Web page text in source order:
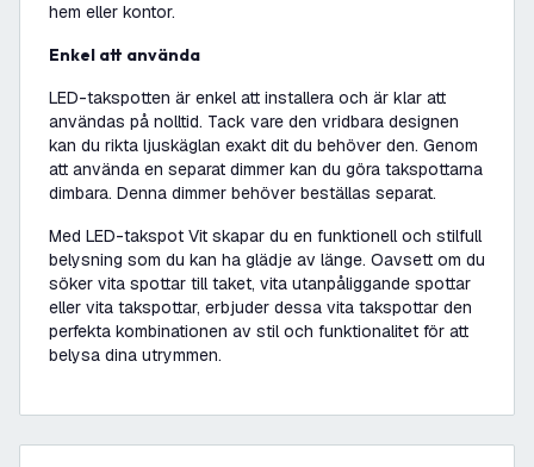
hem eller kontor.
Enkel att använda
LED-takspotten är enkel att installera och är klar att
användas på nolltid. Tack vare den vridbara designen
kan du rikta ljuskäglan exakt dit du behöver den. Genom
att använda en separat dimmer kan du göra takspottarna
dimbara. Denna dimmer behöver beställas separat.
Med LED-takspot Vit skapar du en funktionell och stilfull
belysning som du kan ha glädje av länge. Oavsett om du
söker vita spottar till taket, vita utanpåliggande spottar
eller vita takspottar, erbjuder dessa vita takspottar den
perfekta kombinationen av stil och funktionalitet för att
belysa dina utrymmen.